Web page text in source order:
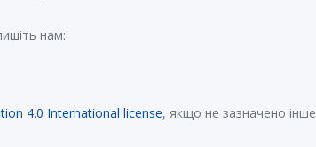
нам:
4.0 International license, якщо не зазначено інше